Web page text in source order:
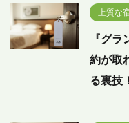
上質な
『グ
約が取
る裏技